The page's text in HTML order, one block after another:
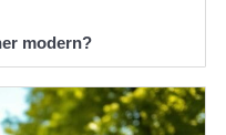
modern?